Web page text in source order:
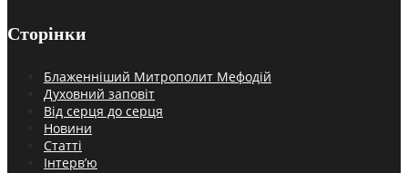
Сторінки
Блаженніший Митрополит Мефодій
Духовний заповіт
Від серця до серця
Новини
Статті
Інтерв’ю